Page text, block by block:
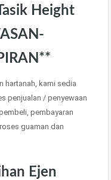
Height
hartanah, kami sedia
penjualan / penyewaan
pembayaran
guaman dan
Ejen